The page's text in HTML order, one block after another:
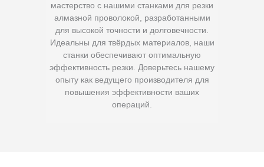
мастерство с нашими станками для резки
алмазной проволокой, разработанными
для высокой точности и долговечности.
Идеальны для твёрдых материалов, наши
станки обеспечивают оптимальную
эффективность резки. Доверьтесь нашему
опыту как ведущего производителя для
повышения эффективности ваших
операций.